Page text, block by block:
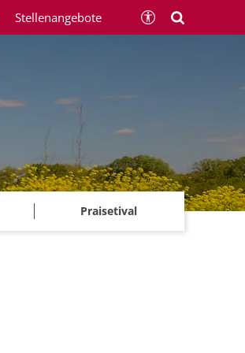
Praisetival
Stellenangebote